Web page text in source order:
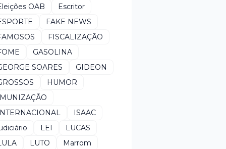
OAB
Escritor
FAKE NEWS
FISCALIZAÇÃO
GASOLINA
SOARES
GIDEON
HUMOR
ISAAC
LEI
LUCAS
LUTO Marrom